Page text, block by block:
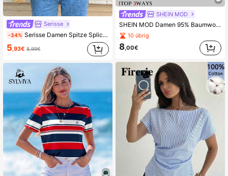
Serisse
-34% Serisse Damen Spitze Splice Träger Off-Shoulder Top Neckholder Tank Top
5,93€ 8,99€
SHEIN MOD
SHEIN MOD Damen 95% Baumwolle 3-Wege Slim Fit Top, Schwarz, Weiß & Saphirblau, Wasserfallkragen, Off-Shoulder trägerlos lässiges Sommerabend-Top für Strandfestivals
10 übrig
8 ,00€